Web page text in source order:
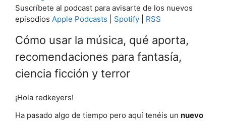
Suscríbete al podcast para avisarte de los nuevos
episodios Apple Podcasts Spotify RSS
Cómo usar la música, qué aporta,
recomendaciones para fantasía,
ciencia ficción y terror
¡Hola redkeyers!
Ha pasado algo de tiempo pero aquí tenéis un nuevo